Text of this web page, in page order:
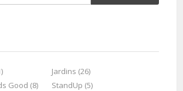
Jardins (26)
Good (8)
StandUp (5)